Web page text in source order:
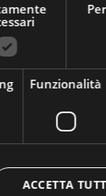
Funzionalità
ACCETTA